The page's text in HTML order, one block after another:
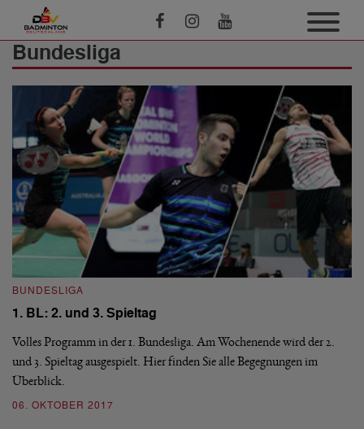
Bundesliga
BUNDESLIGA
1. BL: 2. und 3. Spieltag
Volles Programm in der 1. Bundesliga. Am Wochenende wird der 2.
und 3. Spieltag ausgespielt. Hier finden Sie alle Begegnungen im
Überblick.
06. OKTOBER 2017